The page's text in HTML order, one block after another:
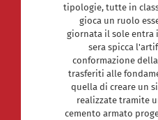
tipologie, tutte in
gioca un ruolo
giornata il sole entra
sera spicca
conformazione
trasferiti alle
quella di creare un
realizzate tramite
cemento armato